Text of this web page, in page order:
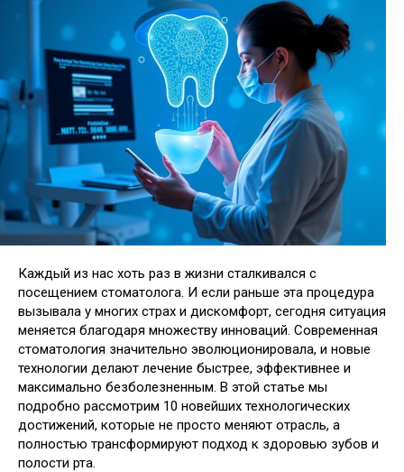
Каждый из нас хоть раз в жизни сталкивался с
посещением стоматолога. И если раньше эта процедура
вызывала у многих страх и дискомфорт, сегодня ситуация
меняется благодаря множеству инноваций. Современная
стоматология значительно эволюционировала, и новые
технологии делают лечение быстрее, эффективнее и
максимально безболезненным. В этой статье мы
подробно рассмотрим 10 новейших технологических
достижений, которые не просто меняют отрасль, а
полностью трансформируют подход к здоровью зубов и
полости рта.